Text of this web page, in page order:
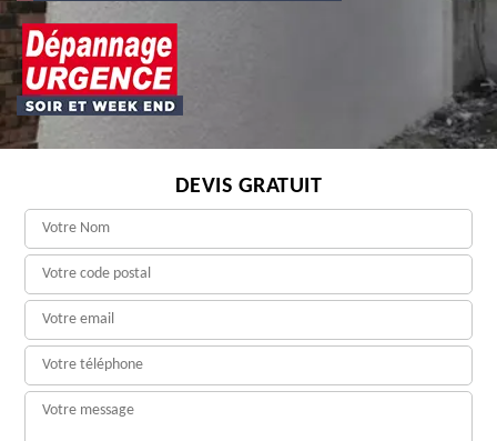
DEVIS GRATUIT